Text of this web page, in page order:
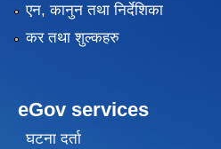
एन, कानुन तथा निर्देशिका
कर तथा शुल्कहरु
eGov services
घटना दर्ता